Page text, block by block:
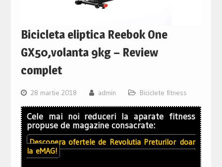
Bicicleta eliptica Reebok One
GX50,volanta 9kg – Review
complet
28 martie 2018 admin Biciclete fitness
Cele mai noi reduceri la aparate fitness
propuse de magazine consacrate:
Descopera ofertele de Revolutia Preturilor doar
la eMAG!